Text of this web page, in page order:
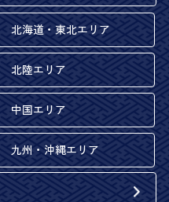
北海道・東北エリア
北陸エリア
中国エリア
九州・沖縄エリア